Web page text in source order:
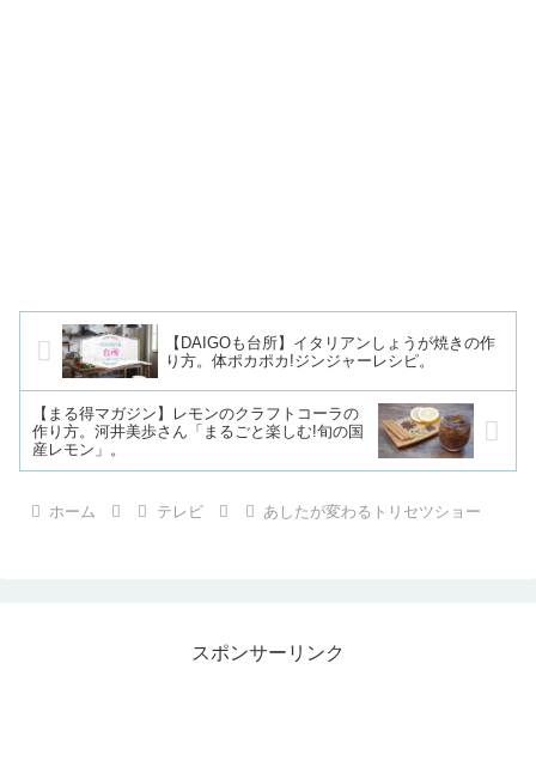
【DAIGOも台所】イタリアンしょうが焼きの作
り方。体ポカポカ!ジンジャーレシピ。
【まる得マガジン】レモンのクラフトコーラの
作り方。河井美歩さん「まるごと楽しむ!旬の国
産レモン」。
ホーム テレビ あしたが変わるトリセツショー
スポンサーリンク